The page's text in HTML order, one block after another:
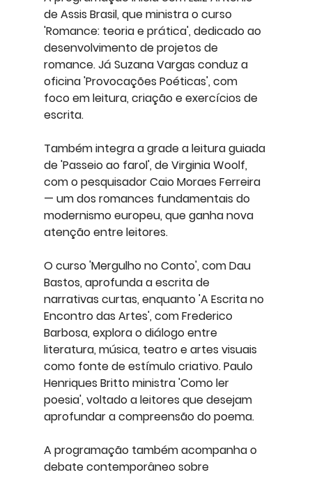
de Assis Brasil, que ministra o curso
'Romance: teoria e prática', dedicado ao
desenvolvimento de projetos de
romance. Já Suzana Vargas conduz a
oficina 'Provocações Poéticas', com
foco em leitura, criação e exercícios de
escrita.
Também integra a grade a leitura guiada
de 'Passeio ao farol', de Virginia Woolf,
com o pesquisador Caio Moraes Ferreira
— um dos romances fundamentais do
modernismo europeu, que ganha nova
atenção entre leitores.
O curso 'Mergulho no Conto', com Dau
Bastos, aprofunda a escrita de
narrativas curtas, enquanto 'A Escrita no
Encontro das Artes', com Frederico
Barbosa, explora o diálogo entre
literatura, música, teatro e artes visuais
como fonte de estímulo criativo. Paulo
Henriques Britto ministra 'Como ler
poesia', voltado a leitores que desejam
aprofundar a compreensão do poema.
A programação também acompanha o
debate contemporâneo sobre